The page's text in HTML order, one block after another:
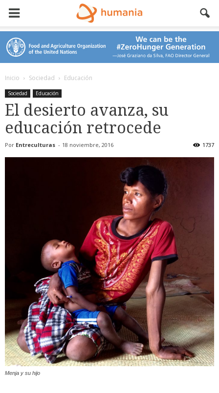
Inicio Sociedad Educación
Sociedad Educación
El desierto avanza, su
educación retrocede
Por Entreculturas - 18 noviembre, 2016 1737
Menja y su hijo